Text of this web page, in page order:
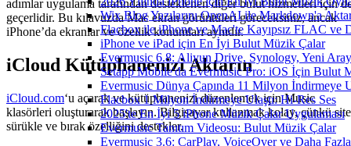
Wix Blog Yazılarını OpenAI ile Markdown'a
Flacbox ile iPhone ve Mac'te Kayıpsız FLAC ve
iPhone ve iPad için En İyi Bulut Müzik Çalar
Evermusic 6.8: Aliyun Drive, Synology, Yeni
Setapp Mobile'da Evermusic Pro: iOS İçin Bulut
Evermusic Dünya Çapında 11 Milyon İndirmeye
Flacbox 1 Milyon İndirmeye Ulaştı: Hi-Res Ses
2025'te En İyi 5 iPhone Müzik Çalar Uygulaması
Evermusic Tanıtım Videosu: Bulut Müzik Çalar
Evermusic 3.6: CarPlay, VoiceOver ve Daha
adımlar uygulama tarafından desteklenen diğer bulut hizmetleri için
geçerlidir. Bu kılavuzda Mac ekran görüntüleri göreceksiniz, ancak
iPhone’da ekranlar ve özellik konumları aynıdır.
iCloud Kütüphanenizi Aktarın
iCloud.com‘u açarak ve kütüphanenizi düzenlemek için Music
klasörleri oluşturarak başlayın. Bilgisayar kullanmak kolay, çünkü site
sürükle ve bırak özelliğini destekler.